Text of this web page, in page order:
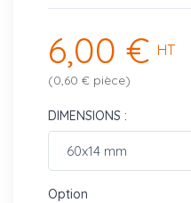
6,00 € HT
(0,60 € pièce)
DIMENSIONS :
Option